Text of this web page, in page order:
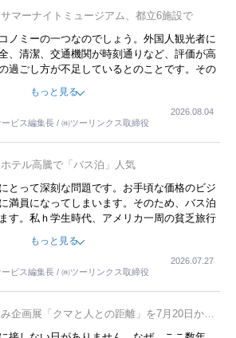
サマーナイトミュージアム、都立6施設で
ノミーの一つなのでしょう。外国人観光者に
、清潔、交通機関が時刻通りなど、評価が高
過ごし方が不足しているとのことです。その
このようなイベントが行われれば、日本人に
楽しみが増えるでしょうね。
もっと見る
ビス編集長 / ㈱ツーリンクス取締役
2026.08.04
テル高騰で「バス泊」人気
とって深刻な問題です。お手頃な価格のビジ
満員になってしまいます。そのため、バス泊
す。私ｈ学生時代、アメリカ一周の貧乏旅行
イハウンドバスでした。夕方から夜の便を利
ていました。ただし、若いからできたことで
京都に行った、青森に行ったと聞くと、疲れ
てしまいます。
もっと見る
ビス編集長 / ㈱ツーリンクス取締役
2026.07.27
企画展「クマと人との距離」を7月20日から